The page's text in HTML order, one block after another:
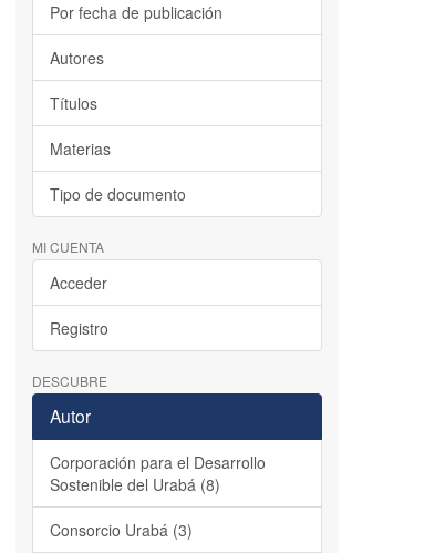
Por fecha de publicación
Autores
Títulos
Materias
Tipo de documento
MI CUENTA
Acceder
Registro
DESCUBRE
Autor
Corporación para el Desarrollo
Sostenible del Urabá (8)
Consorcio Urabá (3)